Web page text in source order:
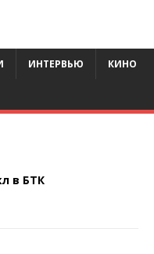
ИНТЕРВЬЮ КИНО
в БТК